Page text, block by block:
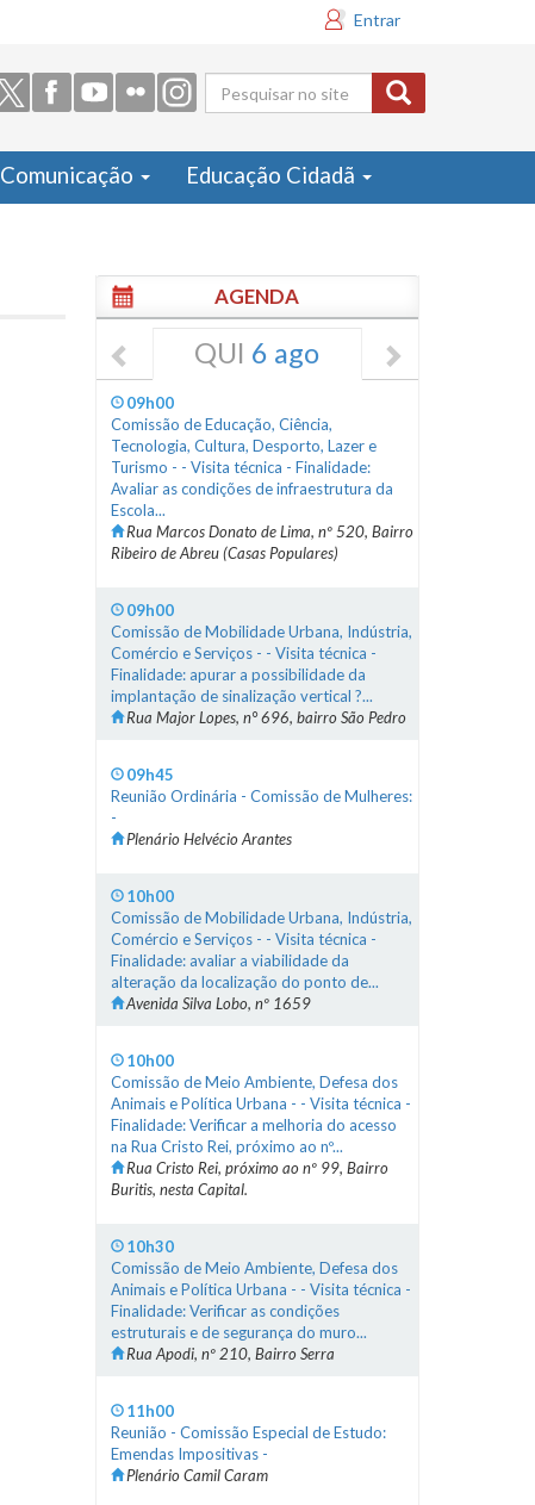
Entrar
Formulário
de busca
Comunicação Educação Cidadã
AGENDA
QUI 6 ago
09h00
Comissão de Educação, Ciência,
Tecnologia, Cultura, Desporto, Lazer e
Turismo - - Visita técnica - Finalidade:
Avaliar as condições de infraestrutura da
Escola...
Rua Marcos Donato de Lima, nº 520, Bairro
Ribeiro de Abreu (Casas Populares)
09h00
Comissão de Mobilidade Urbana, Indústria,
Comércio e Serviços - - Visita técnica -
Finalidade: apurar a possibilidade da
implantação de sinalização vertical ?...
Rua Major Lopes, n° 696, bairro São Pedro
09h45
Reunião Ordinária - Comissão de Mulheres:
-
Plenário Helvécio Arantes
10h00
Comissão de Mobilidade Urbana, Indústria,
Comércio e Serviços - - Visita técnica -
Finalidade: avaliar a viabilidade da
alteração da localização do ponto de...
Avenida Silva Lobo, nº 1659
10h00
Comissão de Meio Ambiente, Defesa dos
Animais e Política Urbana - - Visita técnica -
Finalidade: Verificar a melhoria do acesso
na Rua Cristo Rei, próximo ao nº...
Rua Cristo Rei, próximo ao nº 99, Bairro
Buritis, nesta Capital.
10h30
Comissão de Meio Ambiente, Defesa dos
Animais e Política Urbana - - Visita técnica -
Finalidade: Verificar as condições
estruturais e de segurança do muro...
Rua Apodi, nº 210, Bairro Serra
11h00
Reunião - Comissão Especial de Estudo:
Emendas Impositivas -
Plenário Camil Caram